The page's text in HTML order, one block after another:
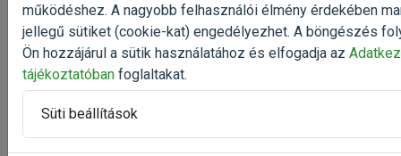
Eukanuba Adult
Medium Breed
Chicken 3kg
kutyatáp közepes felnőtt
Kiszerelés: 3kg / Zacskó
Gyártó:Eukanuba
működéshez. A nagyobb felhasználói élmény érdekében
jellegű sütiket (cookie-kat) engedélyezhet. A böngészés
Ön hozzájárul a sütik használatához és elfogadja az
tájékoztatóban foglaltakat.
Süti beállítások